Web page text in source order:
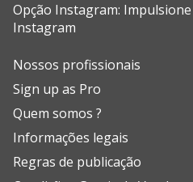
Opção Instagram:
Instagram
Nossos profissionais
Sign up as Pro
Quem somos ?
Informações legais
Regras de publicação